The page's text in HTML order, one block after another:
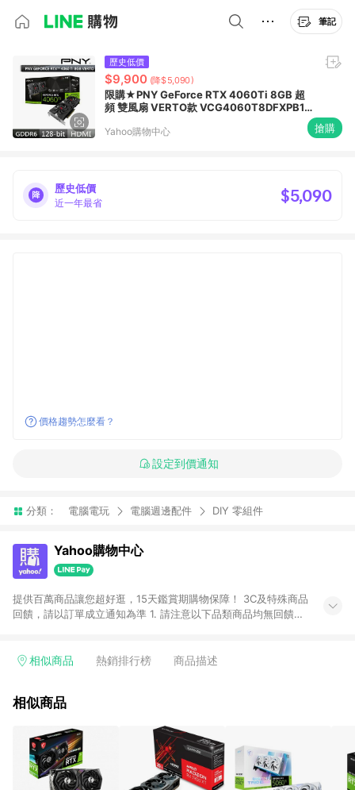
筆記
歷史低價
$9,900 (降$5,090)
限購★PNY GeForce RTX 4060Ti 8GB 超
頻 雙風扇 VERTO款 VCG4060T8DFXPB1-
Yahoo購物中心 搶購
歷史低價
近一年最省 $5,090
價格趨勢怎麼看？
設定到價通知
分類： 電腦電玩 電腦週邊配件 DIY 零組件
Yahoo購物中心
提供百萬商品讓您超好逛，15天鑑賞期購物保障！ 3C及特殊商品
回饋，請以訂單成立通知為準 1. 請注意以下品類商品均無回饋：
電玩/遊戲/相機/單眼/鏡頭/拍立得 [2024/6/1起適用] -內接硬
的購回饋活動享Yahoo超贈點回饋者 - 購物中心商店之商品：商
3. 訂單回饋金額將扣除運費/購物金/超贈點/福利金/紅利折抵/折
價券等虛擬貨幣折抵 4. 大宗採購或批發轉賣不具回饋資格： 如
有相關事證認定您為大宗採購、批發轉賣而非最終消費使用者，
相關認定以Yahoo購物中心之認定為準
相似商品 熱銷排行榜 商品描述
相似商品